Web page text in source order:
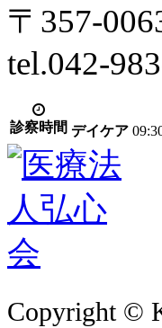
〒357-
tel.042-
診察時間 デイケア
Copyright ©